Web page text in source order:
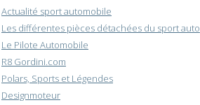
Actualité sport automobile
Les différentes pièces détachées du sport auto
Le Pilote Automobile
R8 Gordini.com
Polars, Sports et Légendes
Designmoteur